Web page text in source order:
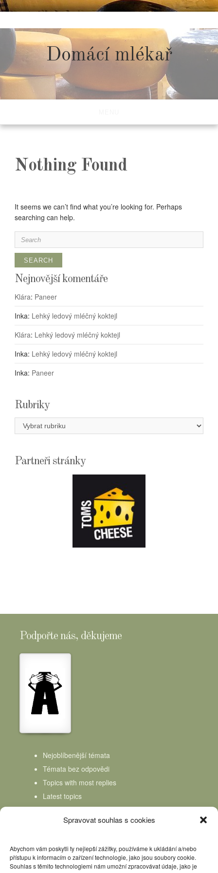
Spravovat souhlas s cookies
Abychom vám poskytli ty nejlepší zážitky, používáme k ukládání a/nebo
přístupu k informacím o zařízení technologie, jako jsou soubory cookie.
Souhlas s těmito technologiemi nám umožní zpracovávat údaje, jako je
to
content
Domácí mlékař
Nothing Found
It seems we can’t find what you’re looking for. Perhaps
searching can help.
Search
for:
Nejnovější komentáře
Klára: Paneer
Inka: Lehký ledový mléčný koktejl
Klára: Lehký ledový mléčný koktejl
Inka: Lehký ledový mléčný koktejl
Inka: Paneer
Rubriky
Rubriky
Partneři stránky
Podpořte nás, děkujeme
Nejoblíbenější témata
Témata bez odpovědi
Topics with most replies
Latest topics
Topics Freshness